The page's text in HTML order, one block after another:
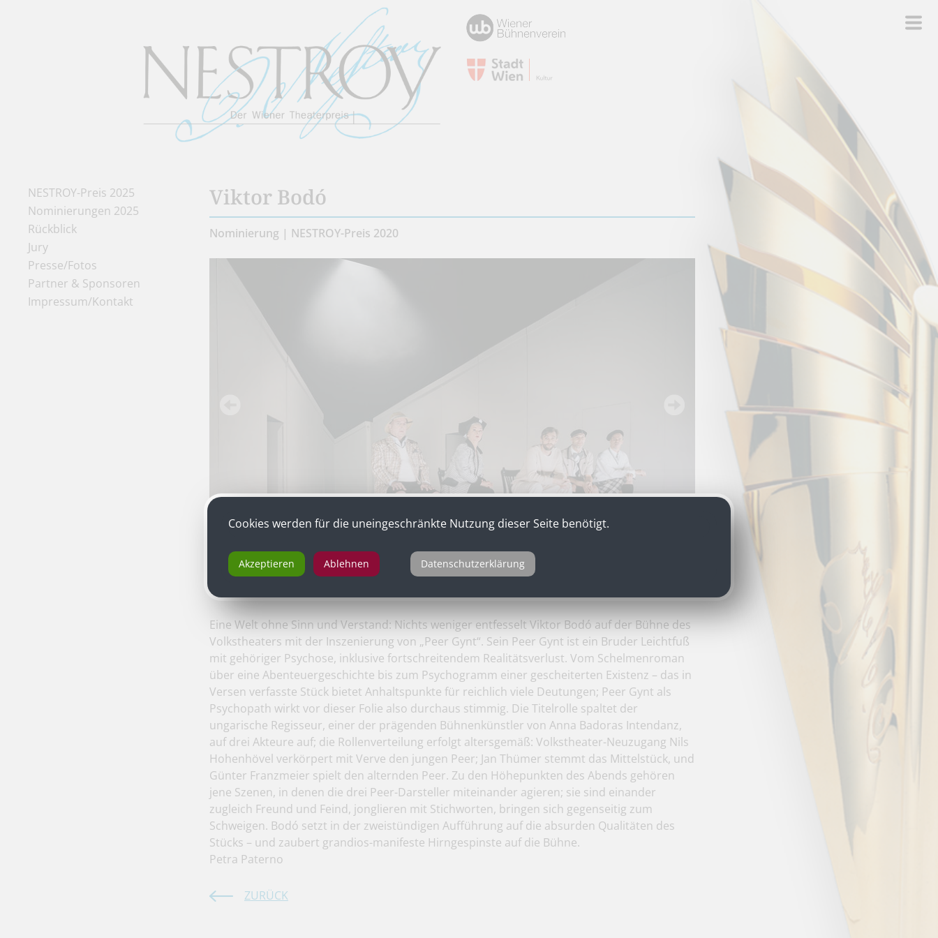
NESTROY-Preis 2025
Nominierungen 2025
Rückblick
Jury
Presse/Fotos
Partner & Sponsoren
Impressum/Kontakt
Viktor Bodó
Nominierung | NESTROY-Preis 2020
Viktor Bodó
Eine Welt ohne Sinn und Verstand: Nichts weniger entfesselt Viktor Bodó auf der Bühne des
Volkstheaters mit der Inszenierung von „Peer Gynt“. Sein Peer Gynt ist ein Bruder Leichtfuß
mit gehöriger Psychose, inklusive fortschreitendem Realitätsverlust. Vom Schelmenroman
über eine Abenteuergeschichte bis zum Psychogramm einer gescheiterten Existenz – das in
Versen verfasste Stück bietet Anhaltspunkte für reichlich viele Deutungen; Peer Gynt als
Psychopath wirkt vor dieser Folie also durchaus stimmig. Die Titelrolle spaltet der
ungarische Regisseur, einer der prägenden Bühnenkünstler von Anna Badoras Intendanz,
auf drei Akteure auf; die Rollenverteilung erfolgt altersgemäß: Volkstheater-Neuzugang Nils
Hohenhövel verkörpert mit Verve den jungen Peer; Jan Thümer stemmt das Mittelstück, und
Günter Franzmeier spielt den alternden Peer. Zu den Höhepunkten des Abends gehören
jene Szenen, in denen die drei Peer-Darsteller miteinander agieren; sie sind einander
zugleich Freund und Feind, jonglieren mit Stichworten, bringen sich gegenseitig zum
Schweigen. Bodó setzt in der zweistündigen Aufführung auf die absurden Qualitäten des
Stücks – und zaubert grandios-manifeste Hirngespinste auf die Bühne.
Petra Paterno
ZURÜCK
Cookies werden für die uneingeschränkte Nutzung dieser Seite benötigt.
Akzeptieren Ablehnen Datenschutzerklärung